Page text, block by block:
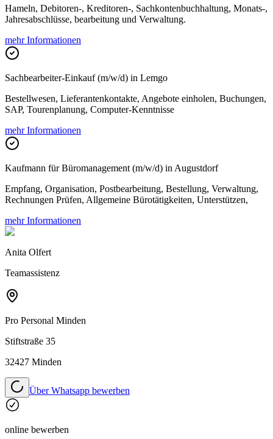
Hameln, Debitoren-, Kreditoren-, Sachkontenbuchhaltung, Monats-,
Jahresabschlüsse, bearbeitung und Verwaltung.
mehr Informationen
Sachbearbeiter-Einkauf (m/w/d) in Lemgo
Bestellwesen, Lieferantenkontakte, Angebote einholen, Buchungen,
SAP, Tourenplanung, Computer-Kenntnisse
mehr Informationen
Kaufmann für Büromanagement (m/w/d) in Augustdorf
Empfang, Organisation, Postbearbeitung, Bestellung, Verwaltung,
Rechnungen Prüfen, Allgemeine Bürotätigkeiten, Unterstützen,
mehr Informationen
Anita Olfert
Teamassistenz
Pro Personal Minden
Stiftstraße 35
32427 Minden
Über Whatsapp bewerben
online bewerben